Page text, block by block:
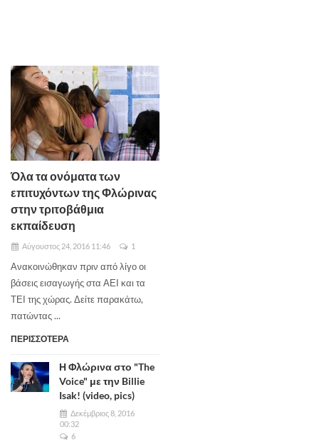
Όλα τα ονόματα των
επιτυχόντων της Φλώρινας
στην τριτοβάθμια
εκπαίδευση
Αύγουστος 24, 2016 11:46 1
Ανακοινώθηκαν πριν από λίγο οι
βάσεις εισαγωγής στα ΑΕΙ και τα
ΤΕΙ της χώρας. Δείτε παρακάτω,
πατώντας ...
ΠΕΡΙΣΣΟΤΕΡΑ
Η Φλώρινα στο "The
Voice" με την Billie
Isak! (video, pics)
Δεκέμβριος 8, 2016
00:32
6